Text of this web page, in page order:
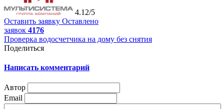
4.12/5
Оставить заявку Оставлено
заявок 4176
Проверка водосчетчика на дому без снятия
Поделиться
Написать комментарий
Автор
Email